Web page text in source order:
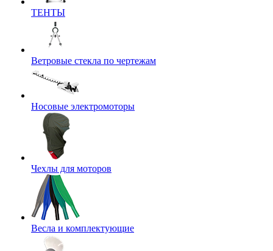
ТЕНТЫ
Ветровые стекла по чертежам
Носовые электромоторы
Чехлы для моторов
Весла и комплектующие